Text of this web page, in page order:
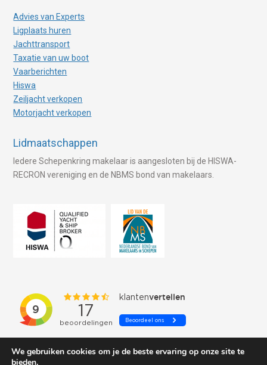
Advies van Experts
Ligplaats huren
Jachttransport
Taxatie van uw boot
Vaarberichten
Hiswa
Zeiljacht verkopen
Motorjacht verkopen
Lidmaatschappen
Iedere Schepenkring makelaar is aangesloten bij de HISWA-
RECRON vereniging en de NBMS bond van makelaars.
We gebruiken cookies om je de beste ervaring op onze site te
bieden.